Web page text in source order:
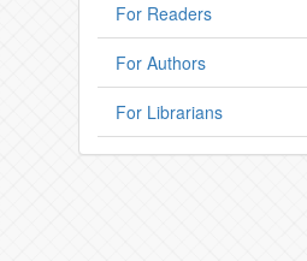
For Readers
For Authors
For Librarians